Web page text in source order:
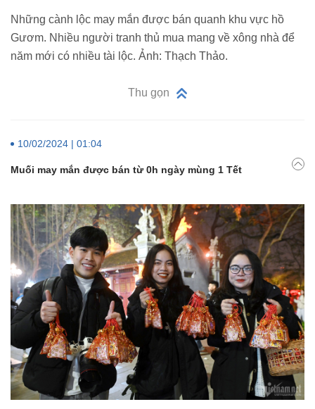
Những cành lộc may mắn được bán quanh khu vực hồ
Gươm. Nhiều người tranh thủ mua mang về xông nhà để
năm mới có nhiều tài lộc. Ảnh: Thạch Thảo.
Thu gọn
10/02/2024 | 01:04
Muối may mắn được bán từ 0h ngày mùng 1 Tết